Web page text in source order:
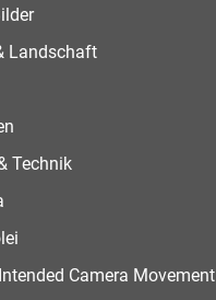
Landschaft
Technik
Camera Movement